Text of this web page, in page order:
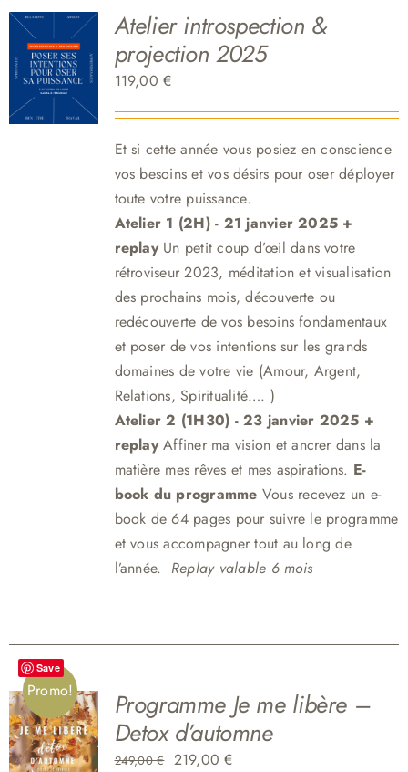
Atelier introspection &
projection 2025
119,00€
Et si cette année vous posiez en conscience
vos besoins et vos désirs pour oser déployer
toute votre puissance.
Atelier 1 (2H) - 21 janvier 2025 +
replayUn petit coup d’œil dans votre
rétroviseur 2023, méditation et visualisation
des prochains mois, découverte ou
redécouverte de vos besoins fondamentaux
et poser de vos intentions sur les grands
domaines de votre vie (Amour, Argent,
Relations, Spiritualité…. )
Atelier 2 (1H30) - 23 janvier 2025 +
replay Affiner ma vision et ancrer dans la
matière mes rêves et mes aspirations. E-
book du programme Vous recevez un e-
book de 64 pages pour suivre le programme
et vous accompagner tout au long de
l’année. Replay valable 6 mois
Save
Promo!
Programme Je me libère –
Detox d’automne
249,00€
Le
219,00€Le